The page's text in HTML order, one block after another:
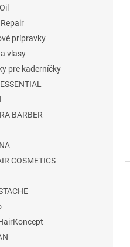
prípravky
vlasy
pre kaderníčky
BARBER
COSMETICS